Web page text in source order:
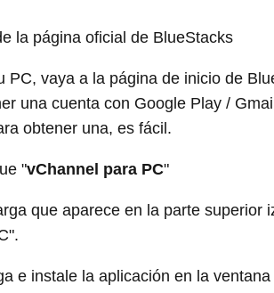
la página oficial de BlueStacks
PC, vaya a la página de inicio de
una cuenta con Google Play /
obtener una, es fácil.
"vChannel para PC"
que aparece en la parte superior
e instale la aplicación en la